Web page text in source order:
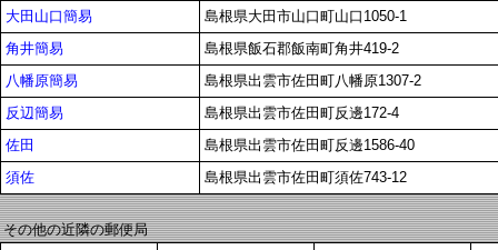
大田山口簡易
島根県大田市山口町山口1050-1
角井簡易
島根県飯石郡飯南町角井419-2
八幡原簡易
島根県出雲市佐田町八幡原1307-2
反辺簡易
島根県出雲市佐田町反邊172-4
佐田
島根県出雲市佐田町反邊1586-40
須佐
島根県出雲市佐田町須佐743-12
その他の近隣の郵便局